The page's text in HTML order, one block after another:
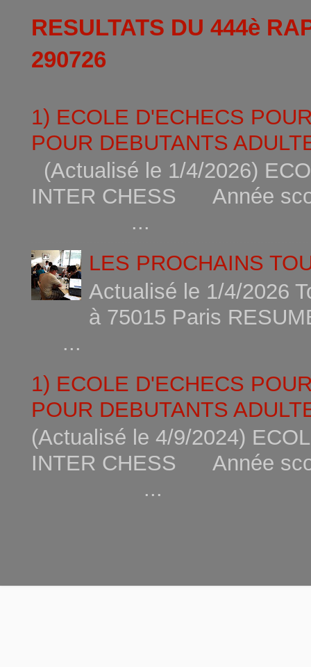
RESULTATS DU 444è
290726
1) ECOLE D'ECHECS
POUR DEBUTANTS
(Actualisé le 1/4/2026)
INTER CHESS Année
...
LES PROCHAINS
Actualisé le 1/4/2026
à 75015
...
1) ECOLE D'ECHECS
POUR DEBUTANTS
(Actualisé le 4/9/2024)
INTER CHESS Année
...